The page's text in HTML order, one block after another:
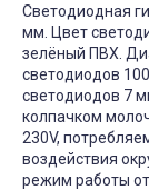
Светодиодная
мм. Цвет
зелёный ПВХ.
светодиодов
светодиодов 7
колпачком
230V,
воздействия
режим работы